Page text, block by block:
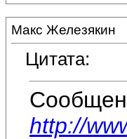
Макс Железякин
Цитата:
http://